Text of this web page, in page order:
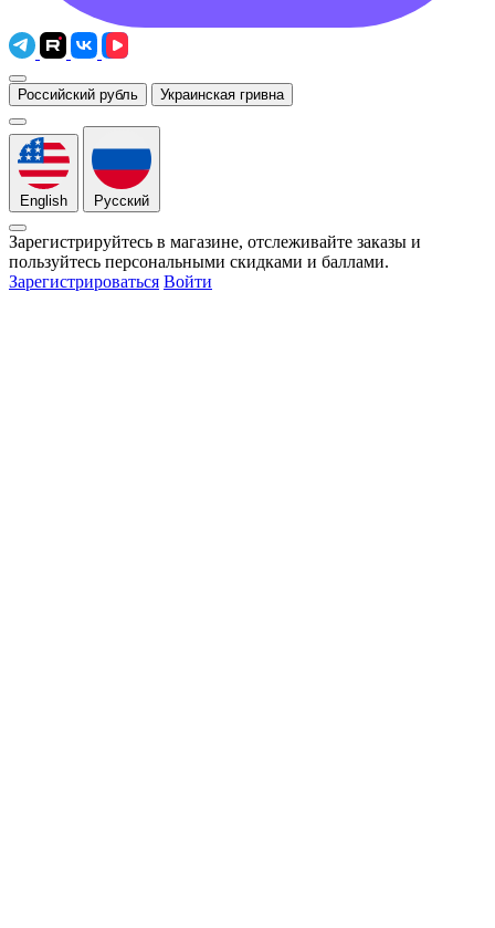
Российский рубль Украинская гривна
English Русский
Зарегистрируйтесь в магазине, отслеживайте заказы и
пользуйтесь персональными скидками и баллами.
Зарегистрироваться Войти